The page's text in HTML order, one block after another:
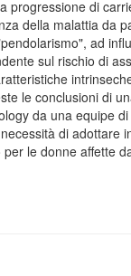
progressione di
della malattia da
ad
sul rischio di
le conclusioni di
da una equipe
di adottare
le donne affette